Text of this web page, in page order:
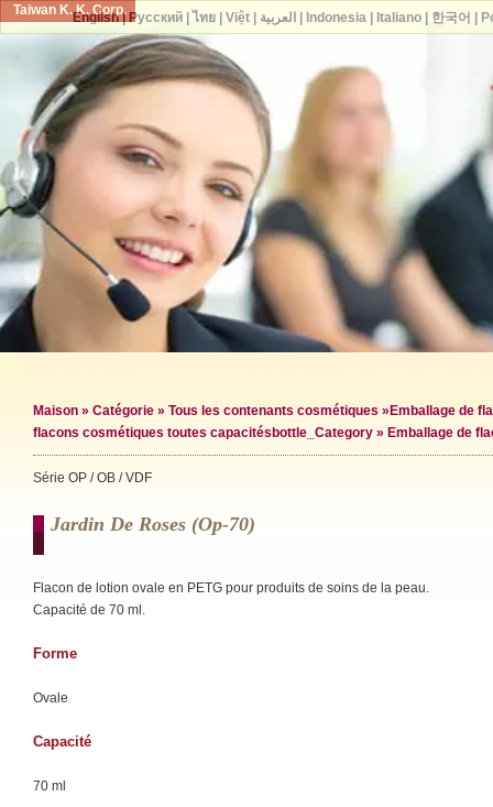
Taiwan K. K. Corp.
Maison » Catégorie » Tous les contenants cosmétiques » Emballage de
flacons cosmétiques toutes capacités bottle_Category » Emballage de
Série OP / OB / VDF
Jardin De Roses (op-70)
Flacon de lotion ovale en PETG pour produits de soins de la peau.
Capacité de 70 ml.
Forme
Ovale
Capacité
70 ml
English| Русский| ไทย| Việt| العربية Indonesia| Italiano| 한국어